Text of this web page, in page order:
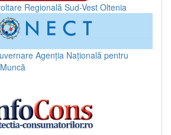
Regională Sud-Vest Oltenia
Agenția Națională pentru